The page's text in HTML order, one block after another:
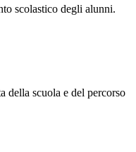
scolastico degli alunni.
della scuola e del percorso